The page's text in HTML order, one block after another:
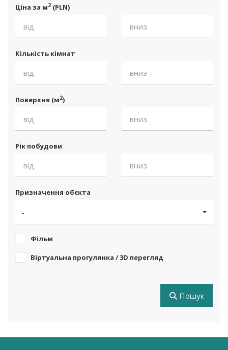
Ціна за м2 (PLN)
Кількість кімнат
Поверхня (м2)
Рік побудови
Призначення обєкта
-
Фільм
Віртуальна прогулянка / 3D перегляд
Пошук